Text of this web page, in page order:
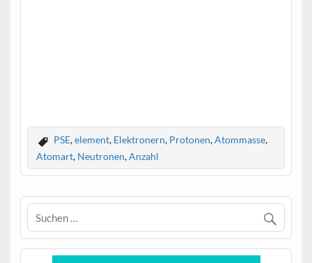
PSE,element, Elektronern, Protonen,Atommasse,
Atomart, Neutronen,Anzahl